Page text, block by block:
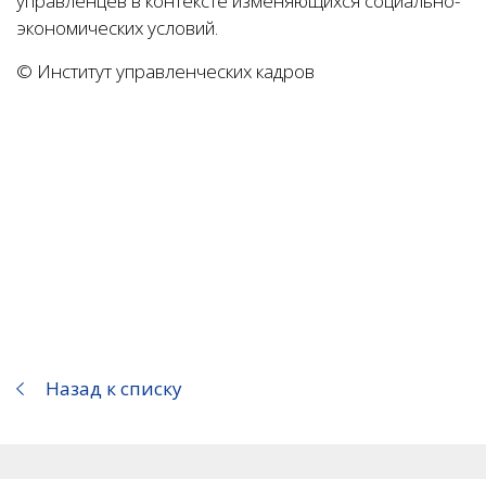
экономических условий.
© Институт управленческих кадров
Назад к списку